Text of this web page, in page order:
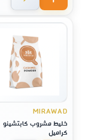
MIRAWAD
خليط مشروب كابتشينو
كراميل